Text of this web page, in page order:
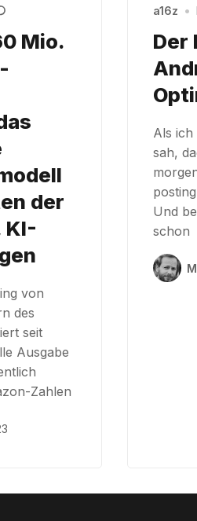
Mio.
der
KI-
von
des
seit
Ausgabe
Zahlen
a16z •
Der
Als ich
sah,
Und
schon